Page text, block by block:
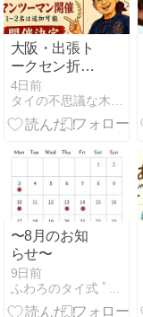
大阪・出張ト
ークセン折田
式講習を開催
します♪
4日前
〜8月のお知
らせ〜
9日前